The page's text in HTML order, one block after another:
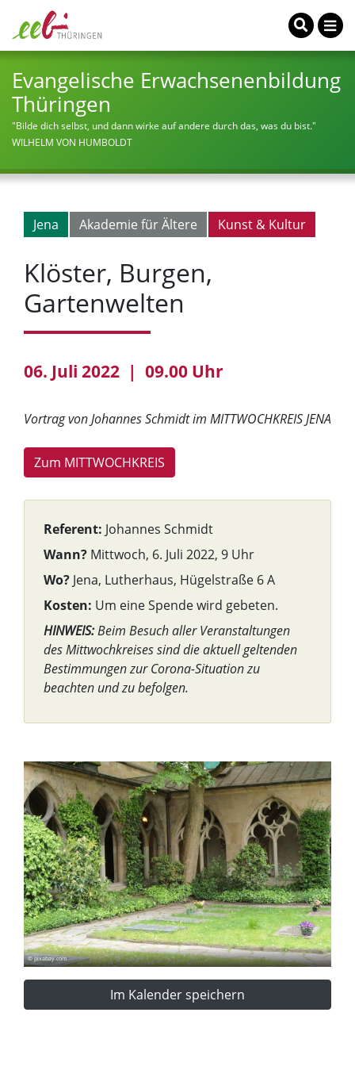
Evangelische Erwachsenenbildung
Thüringen
"Bilde dich selbst, und dann wirke auf andere durch das, was du bist."
WILHELM VON HUMBOLDT
Jena Akademie für Ältere Kunst & Kultur
Klöster, Burgen,
Gartenwelten
06. Juli 2022 | 09.00 Uhr
Vortrag von Johannes Schmidt im MITTWOCHKREIS JENA
Zum MITTWOCHKREIS
Referent: Johannes Schmidt
Wann? Mittwoch, 6. Juli 2022, 9 Uhr
Wo? Jena, Lutherhaus, Hügelstraße 6 A
Kosten: Um eine Spende wird gebeten.
HINWEIS:Beim Besuch aller Veranstaltungen
des Mittwochkreises sind die aktuell geltenden
Bestimmungen zur Corona-Situation zu
beachten und zu befolgen.
© pixabay.com
Im Kalender speichern